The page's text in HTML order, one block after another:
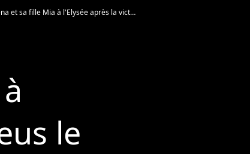
Mia à l'Elysée après la victoire des Bleus le 16 juillet 2018 - Photo
le